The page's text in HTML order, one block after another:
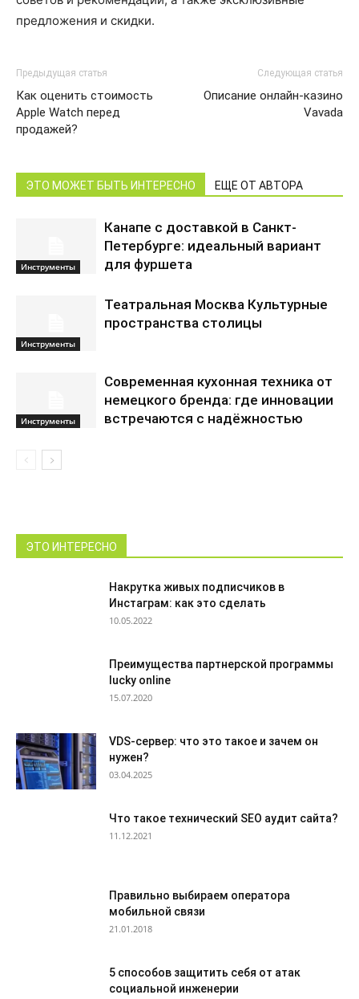
предложения и скидки.
Предыдущая статья
Как оценить стоимость
Apple Watch перед
продажей?
Следующая статья
Описание онлайн-казино
Vavada
ЭТО МОЖЕТ БЫТЬ ИНТЕРЕСНО ЕЩЕ ОТ АВТОРА
Инструменты
Канапе с доставкой в Санкт-
Петербурге: идеальный вариант
для фуршета
Инструменты
Театральная Москва Культурные
пространства столицы
Инструменты
Современная кухонная техника от
немецкого бренда: где инновации
встречаются с надёжностью
ЭТО ИНТЕРЕСНО
Накрутка живых подписчиков в
Инстаграм: как это сделать
10.05.2022
Преимущества партнерской программы
lucky online
15.07.2020
VDS-сервер: что это такое и зачем он
нужен?
03.04.2025
Что такое технический SEO аудит сайта?
11.12.2021
Правильно выбираем оператора
мобильной связи
21.01.2018
5 способов защитить себя от атак
социальной инженерии